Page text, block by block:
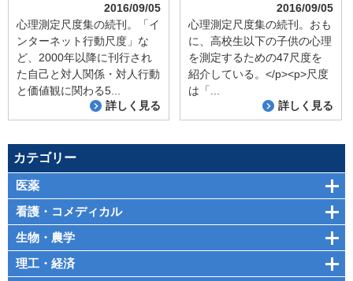
2016/09/05
心理測定尺度集の続刊。「イ
ンターネット行動尺度」な
ど、2000年以降に刊行され
た自己と対人関係・対人行動
と価値観に関わる5...
詳しく見る
2016/09/05
心理測定尺度集の続刊。おも
に、高校生以下の子供の心理
を測定するための47尺度を
紹介している。</p><p>尺度
は「...
詳しく見る
カテゴリー
医薬
看護・コメディカル
生物・農学
理工・経済